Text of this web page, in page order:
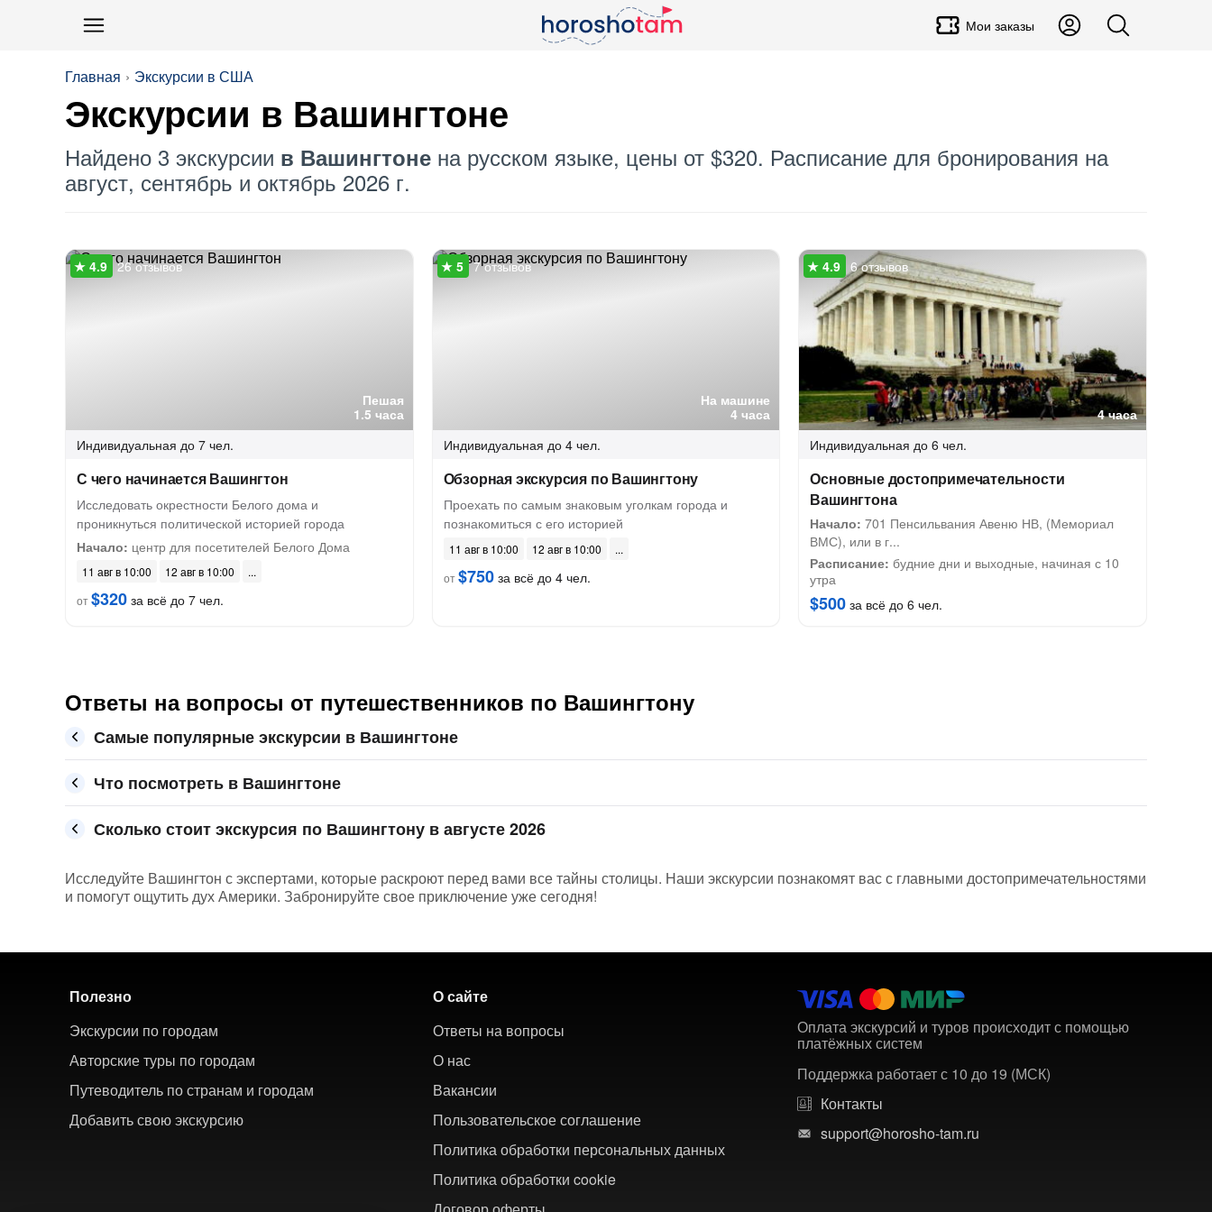
Мои заказы
Главная Экскурсии в США
Экскурсии в Вашингтоне
Найдено 3 экскурсии в Вашингтоне на русском языке, цены от $320. Расписание для бронирования на
август, сентябрь и октябрь 2026 г.
Пешая
1.5 часа
26 отзывов
Индивидуальная до 7 чел.
С чего начинается Вашингтон
Исследовать окрестности Белого дома и
проникнуться политической историей города
Начало: центр для посетителей Белого Дома
11 авг в 10:00
12 авг в 10:00
от$320 за всё до 7 чел.
На машине
4 часа
7 отзывов
Индивидуальная до 4 чел.
Обзорная экскурсия по Вашингтону
Проехать по самым знаковым уголкам города и
познакомиться с его историей
11 авг в 10:00
12 авг в 10:00
от$750за всё до 4 чел.
4 часа
6 отзывов
Индивидуальная до 6 чел.
Основные достопримечательности
Вашингтона
Начало: 701 Пенсильвания Авеню НВ, (Мемориал
ВМС), или в г...
Расписание: будние дни и выходные, начиная с 10
утра
$500 за всё до 6 чел.
Ответы на вопросы от путешественников по Вашингтону
Самые популярные экскурсии в Вашингтоне
Что посмотреть в Вашингтоне
Сколько стоит экскурсия по Вашингтону в августе 2026
Исследуйте Вашингтон с экспертами, которые раскроют перед вами все тайны столицы. Наши экскурсии познакомят вас с главными достопримечательностями
и помогут ощутить дух Америки. Забронируйте свое приключение уже сегодня!
Полезно
Экскурсии по городам
Авторские туры по городам
Путеводитель по странам и городам
Добавить свою экскурсию
О сайте
Ответы на вопросы
О нас
Вакансии
Пользовательское соглашение
Политика обработки персональных данных
Политика обработки cookie
Оплата экскурсий и туров происходит с помощью
платёжных систем
Поддержка работает с 10 до 19 (МСК)
Контакты
support@horosho-tam.ru